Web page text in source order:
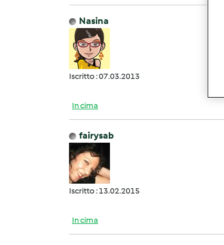
Nasina
Iscritto : 07.03.2013
In cima
fairysab
Iscritto : 13.02.2015
In cima